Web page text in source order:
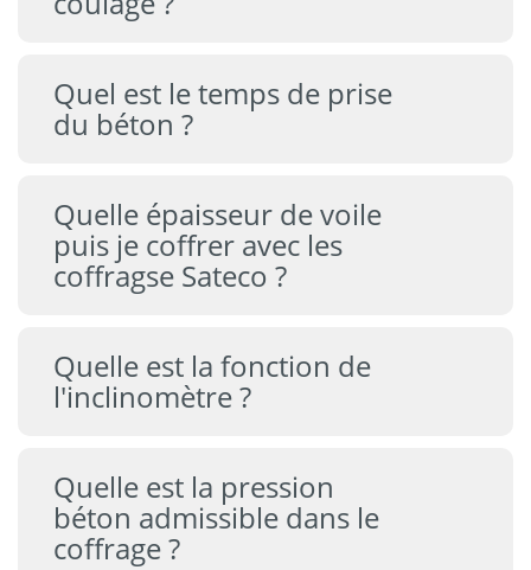
Quel est le temps de prise
du béton ?
Quelle épaisseur de voile
puis je coffrer avec les
coffragse Sateco ?
Quelle est la fonction de
l'inclinomètre ?
Quelle est la pression
béton admissible dans le
coffrage ?